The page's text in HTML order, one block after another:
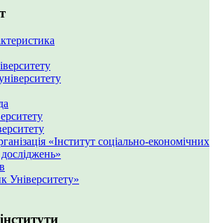
«Інститут соціально-економічних
Університету»